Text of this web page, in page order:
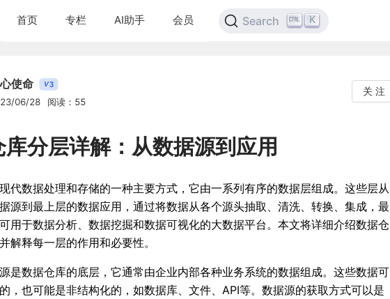
首页 专栏 AI助手 会员 Search K
使命 V3
06/28 阅读：55
关 注
分层详解：从数据源到应用
代数据处理和存储的一种主要方式，它由一系列有序的数据层组成。这些层从
源到最上层的数据应用，通过将数据从各个源头抽取、清洗、转换、集成，最
用于数据分析、数据挖掘和数据可视化的大数据平台。本文将详细介绍数据仓
解释每一层的作用和必要性。
是数据仓库的底层，它通常由企业内部各种业务系统的数据组成。这些数据可
，也可能是非结构化的，如数据库、文件、API等。数据源的获取方式可以是